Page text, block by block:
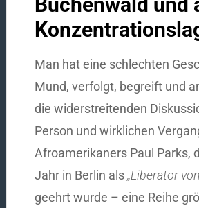
Man hat eine schlechten
Mund, verfolgt, begreift und
die widerstreitenden
Person und wirklichen
Afroamerikaners Paul Parks,
Jahr in Berlin als„Liberator
geehrt wurde – eine Reihe